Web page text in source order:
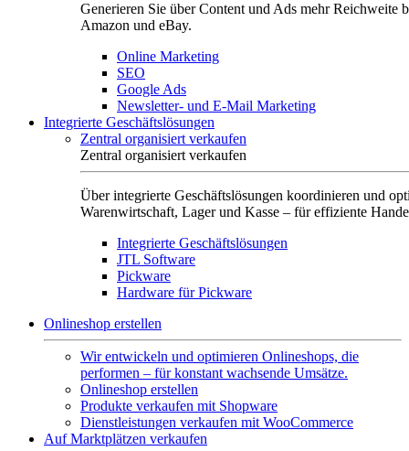
Generieren Sie über Content und Ads mehr Reichweite
Amazon und eBay.
Online Marketing
SEO
Google Ads
Newsletter- und E-Mail Marketing
Integrierte Geschäftslösungen
Zentral organisiert verkaufen
Zentral organisiert verkaufen
Über integrierte Geschäftslösungen koordinieren und
Warenwirtschaft, Lager und Kasse – für effiziente
Integrierte Geschäftslösungen
JTL Software
Pickware
Hardware für Pickware
Onlineshop erstellen
Wir entwickeln und optimieren Onlineshops, die
performen – für konstant wachsende Umsätze.
Onlineshop erstellen
Produkte verkaufen mit Shopware
Dienstleistungen verkaufen mit WooCommerce
Auf Marktplätzen verkaufen